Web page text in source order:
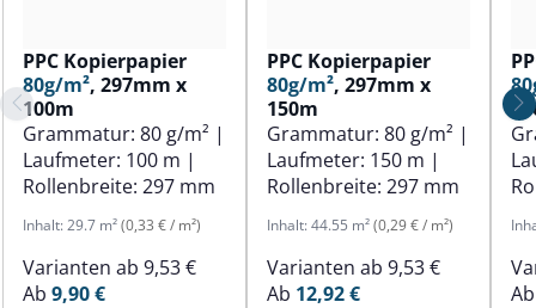
PPC Kopierpapier
80g/m², 297mm x
100m
Grammatur: 80 g/m² |
Laufmeter: 100 m |
Rollenbreite: 297 mm
Inhalt: 29.7 m²(0,33 € / m²)
Varianten ab 9,53 €
Ab 9,90 €
PPC Kopierpapier
80g/m², 297mm x
150m
Grammatur: 80 g/m² |
Laufmeter: 150 m |
Rollenbreite: 297 mm
Inhalt: 44.55 m²(0,29 € / m²)
Varianten ab 9,53 €
Ab 12,92 €